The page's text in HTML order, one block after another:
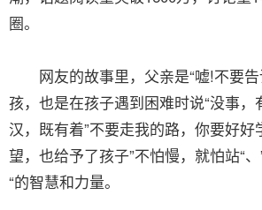
圈。
网友的故事里，父亲是“嘘!不要告
孩，也是在孩子遇到困难时说“没事，
汉，既有着”不要走我的路，你要好好
望，也给予了孩子”不怕慢，就怕站“
“的智慧和力量。